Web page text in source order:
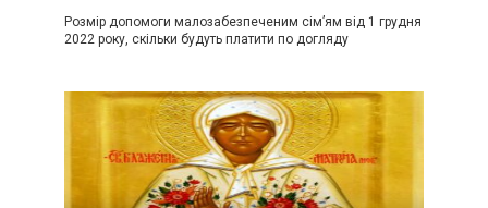
Розмір допомоги малозабезпеченим сім’ям від 1 грудня
2022 року, скільки будуть платити по догляду